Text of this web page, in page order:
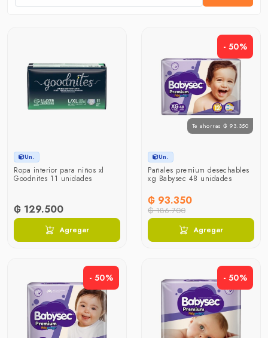
Un.
Ropa interior para niños xl
Goodnites 11 unidades
₲ 129.500
Agregar
Te ahorras ₲ 93.350
- 50%
Un.
Pañales premium desechables
xg Babysec 48 unidades
₲ 93.350
₲ 186.700
Agregar
- 50% - 50%